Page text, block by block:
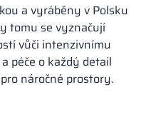
a vyráběny v Polsku
tomu se vyznačují
vůči intenzivnímu
péče o každý detail
náročné prostory.